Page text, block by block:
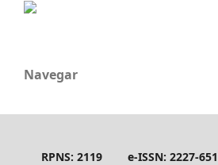
Navegar
RPNS: 2119 e-ISSN: 2227-